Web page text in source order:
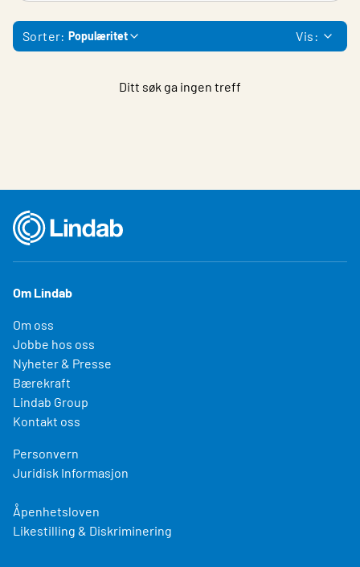
Sorter: Populæritet Vis:
Ditt søk ga ingen treff
Om Lindab
Om oss
Jobbe hos oss
Nyheter & Presse
Bærekraft
Lindab Group
Kontakt oss
Personvern
Juridisk Informasjon
Åpenhetsloven
Likestilling & Diskriminering